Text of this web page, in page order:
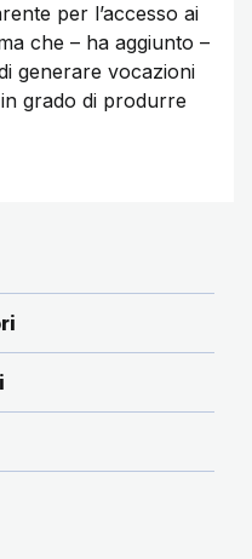
per l’accesso ai
che – ha aggiunto –
generare vocazioni
grado di produrre